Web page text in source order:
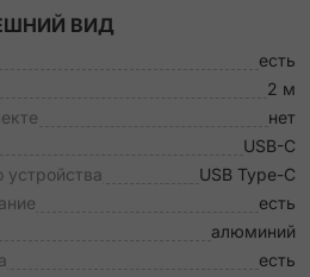
ВИД
есть
2 м
нет
USB-C
устройства
USB Type-C
есть
алюминий
есть